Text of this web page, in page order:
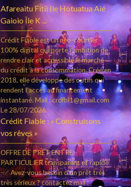
Afareaitu Fitii Ile Hotuatua Aié
Gaioio Île K ...
Crédit Fiable est un néo-courtier
100% digital qui porte l’ambition de
rendre clair et accessible le marché
du crédit à la consommation. Créé en
2018, elle développe des outils qui
rendent l’accès au financement
instantané. Mail : crdfbl1@gmail.com
Le 28/07/2026
Crédit Fiable : « Construisons
vos rêves »
OFFRE DE PRÊT ENTRE
PARTICULIER transparent et rapide
-✅ Avez-vous besoin d'un prêt très
très sérieux ? contactez mail :